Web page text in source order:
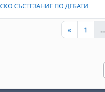
СЪСТЕЗАНИЕ ПО ДЕБАТИ
« 1 …